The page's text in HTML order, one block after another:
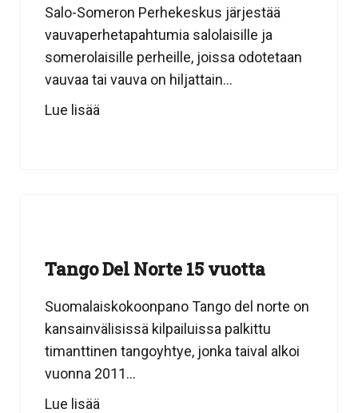
Salo-Someron Perhekeskus järjestää
vauvaperhetapahtumia salolaisille ja
somerolaisille perheille, joissa odotetaan
vauvaa tai vauva on hiljattain...
Lue lisää
Tango Del Norte 15 vuotta
Suomalaiskokoonpano Tango del norte on
kansainvälisissä kilpailuissa palkittu
timanttinen tangoyhtye, jonka taival alkoi
vuonna 2011...
Lue lisää